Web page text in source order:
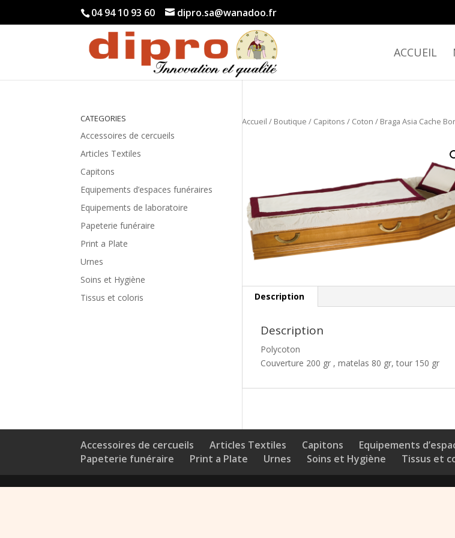
04 94 10 93 60 dipro.sa@wanadoo.fr
ACCUEIL
Accueil / Boutique / Capitons / Coton / Braga Asia Cache
Description
Description
Polycoton
Couverture 200 gr , matelas 80 gr, tour 150 gr
CATEGORIES
Accessoires de cercueils
Articles Textiles
Capitons
Equipements d’espaces funéraires
Equipements de laboratoire
Papeterie funéraire
Print a Plate
Urnes
Soins et Hygiène
Tissus et coloris
Accessoires de cercueils Articles Textiles Capitons Equipements
Papeterie funéraire
Print a Plate Urnes Soins et Hygiène Tissus et